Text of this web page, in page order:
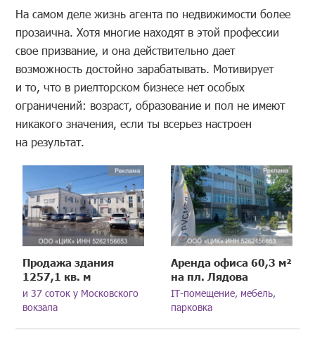
На самом деле жизнь агента по недвижимости более
прозаична. Хотя многие находят в этой профессии
свое призвание, и она действительно дает
возможность достойно зарабатывать. Мотивирует
и то, что в риелторском бизнесе нет особых
ограничений: возраст, образование и пол не имеют
никакого значения, если ты всерьез настроен
на результат.
Продажа здания
1257,1 кв. м
и 37 соток у Московского
вокзала
Аренда офиса 60,3 м²
на пл. Лядова
IT-помещение, мебель,
парковка